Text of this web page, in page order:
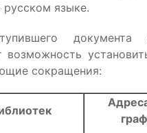
русском языке.
документа
возможность
сокращения: